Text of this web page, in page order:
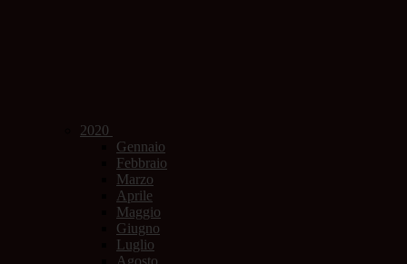
2020
Gennaio
Febbraio
Marzo
Aprile
Maggio
Giugno
Luglio